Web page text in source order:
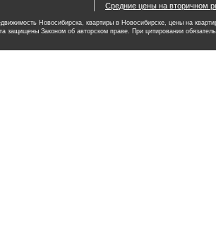
Средние цены на вторичном
Новосибирска, квартиры в Новосибирске, цены на
защищены Законом об авторском праве. При цитировании